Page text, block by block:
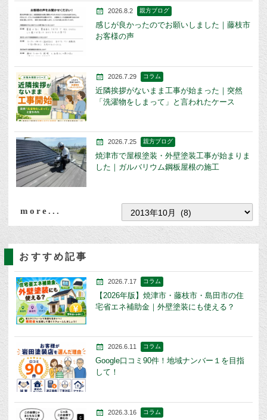
2026.8.2 親方ブログ
感じが良かったのでお願いしました｜藤枝市
お客様の声
2026.7.29 コラム
近隣挨拶がないまま工事が始まった｜突然
「洗濯物をしまって」と言われたケース
2026.7.25 親方ブログ
焼津市で屋根塗装・外壁塗装工事が始まりま
した｜ガルバリウム鋼板屋根の施工
more...
おすすめ記事
2026.7.17 コラム
【2026年版】焼津市・藤枝市・島田市の住
宅省エネ補助金｜外壁塗装にも使える？
2026.6.11 コラム
Google口コミ90件！地域ナンバー１を目指
して！
2026.3.16 コラム